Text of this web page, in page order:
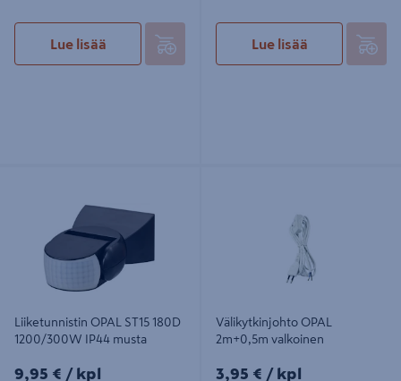
Lue lisää Lue lisää
Liiketunnistin OPAL ST15 180D
1200/300W IP44 musta
9,95€/kpl
9,95 € / kpl
Välikytkinjohto OPAL
2m+0,5m valkoinen
3,95€/kpl
3,95 € / kpl